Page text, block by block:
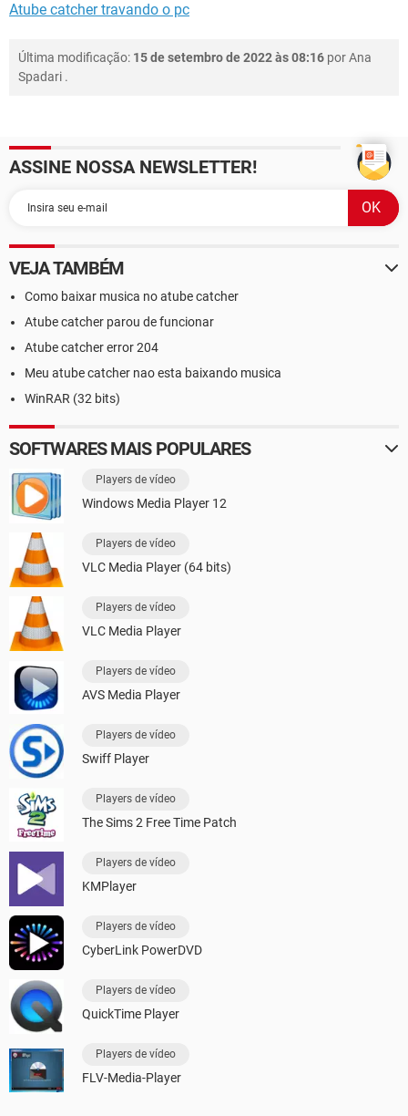
Atube catcher travando o pc
Última modificação: 15 de setembro de 2022 às 08:16 porAna
Spadari .
ASSINE NOSSA NEWSLETTER!
VEJA TAMBÉM
Como baixar musica no atube catcher
Atube catcher parou de funcionar
Atube catcher error 204
Meu atube catcher nao esta baixando musica
WinRAR (32 bits)
SOFTWARES MAIS POPULARES
Players de vídeo
Windows Media Player 12
Players de vídeo
VLC Media Player (64 bits)
Players de vídeo
VLC Media Player
Players de vídeo
AVS Media Player
Players de vídeo
Swiff Player
Players de vídeo
The Sims 2 Free Time Patch
Players de vídeo
KMPlayer
Players de vídeo
CyberLink PowerDVD
Players de vídeo
QuickTime Player
Players de vídeo
FLV-Media-Player